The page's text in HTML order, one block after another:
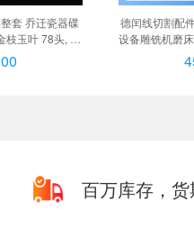
套 乔迁瓷器碟
玉叶 78头, 繁
装45头
德闰线切割配
设备雕铣机磨
白色三次中
百万库存，